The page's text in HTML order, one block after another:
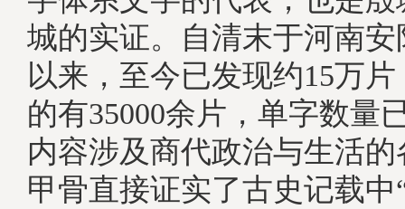
城的实证。自清末于河南
以来，至今已发现约15万
的有35000余片，单字数量
内容涉及商代政治与生活
甲骨直接证实了古史记载中